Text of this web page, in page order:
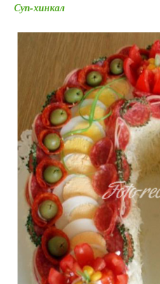
Суп-хинкал